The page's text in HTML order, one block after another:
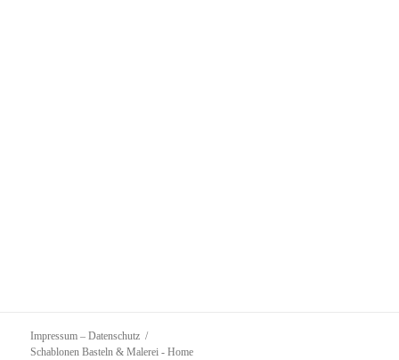
Impressum – Datenschutz
Schablonen Basteln & Malerei - Home